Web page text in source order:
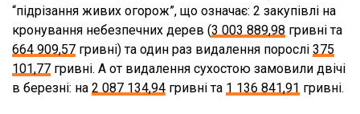
“підрізання живих огорож”, що означає: 2 закупівлі на
кронування небезпечних дерев (3 003 889,98 гривні та
664 909,57 гривні) та один раз видалення порослі 375
101,77 гривні. А от видалення сухостою замовили двічі
в березні: на 2 087 134,94 гривні та 1 136 841,91 гривні.